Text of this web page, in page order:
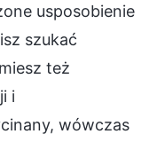
usposobienie
szukać
też
i
wówczas